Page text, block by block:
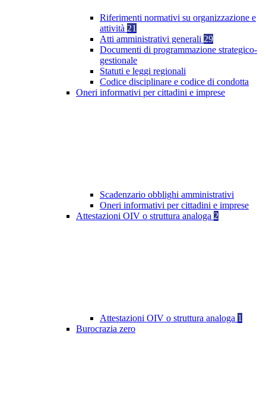
Riferimenti normativi su organizzazione e
attività 21
Atti amministrativi generali 29
Documenti di programmazione strategico-
gestionale
Statuti e leggi regionali
Codice disciplinare e codice di condotta
Oneri informativi per cittadini e imprese
Scadenzario obblighi amministrativi
Oneri informativi per cittadini e imprese
Attestazioni OIV o struttura analoga 2
Attestazioni OIV o struttura analoga 1
Burocrazia zero